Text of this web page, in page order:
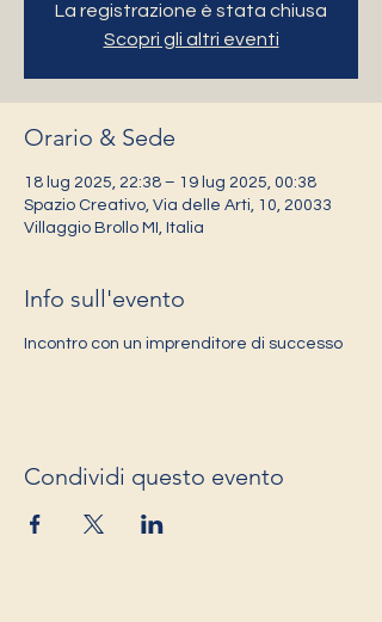
La registrazione è stata chiusa
Scopri gli altri eventi
Orario & Sede
18 lug 2025, 22:38 – 19 lug 2025, 00:38
Spazio Creativo, Via delle Arti, 10, 20033
Villaggio Brollo MI, Italia
Info sull'evento
Incontro con un imprenditore di successo
Condividi questo evento